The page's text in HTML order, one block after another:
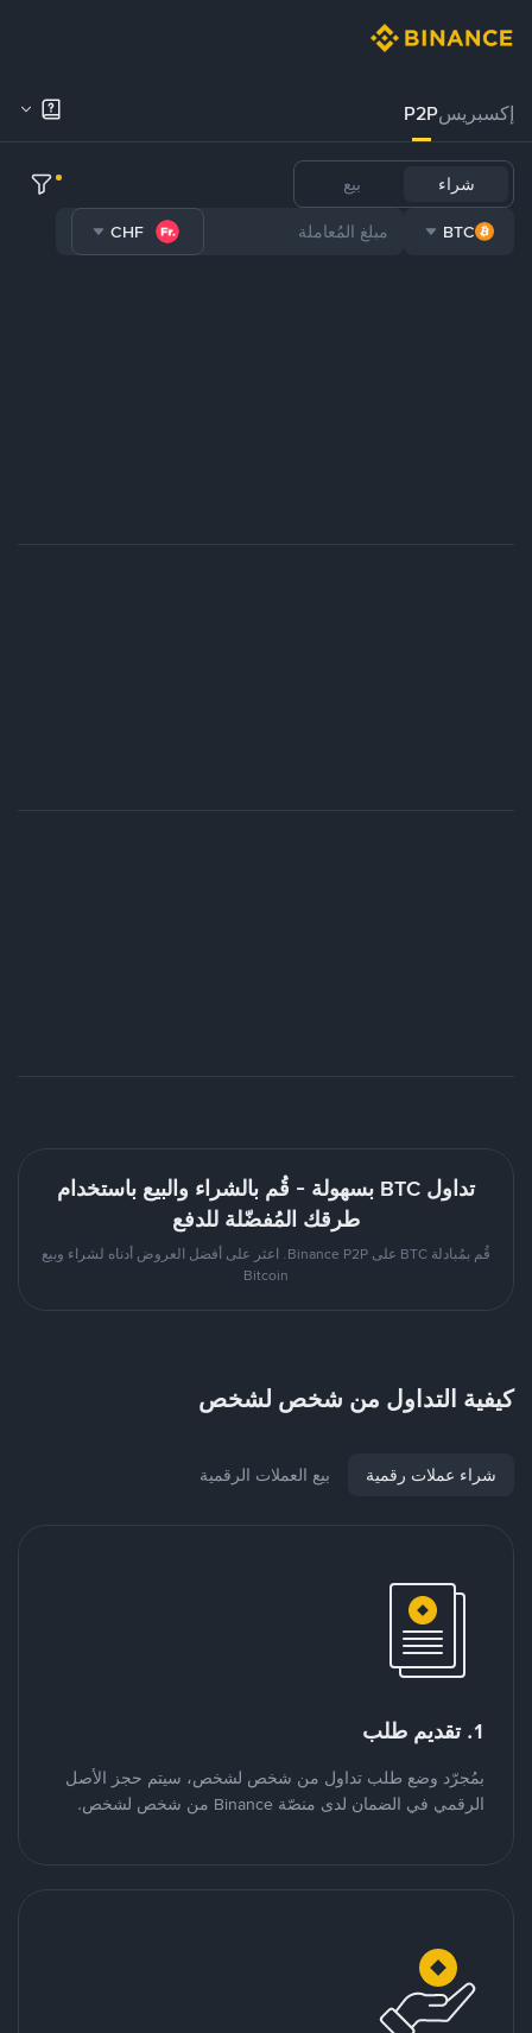
إكسبريسP2P
شراء بيع
BTC
CHF
تداول BTC بسهولة - قُم بالشراء والبيع باستخدام
طرقك المُفضّلة للدفع
قُم بمُبادلة BTC على Binance P2P. اعثر على أفضل العروض أدناه لشراء وبيع
Bitcoin
كيفية التداول من شخص لشخص
شراء عملات رقمية بيع العملات الرقمية
1. تقديم طلب
بمُجرّد وضع طلب تداول من شخص لشخص، سيتم حجز الأصل
الرقمي في الضمان لدى منصّة Binance من شخص لشخص.